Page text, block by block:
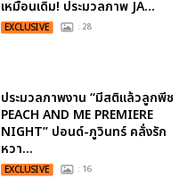
เหมือนเดิม! ประมวลภาพ JA...
EXCLUSIVE : 28
ประมวลภาพงาน “มีสติแล้วลูกพีช
PEACH AND ME PREMIERE
NIGHT” ปอนด์-ภูวินทร์ คลั่งรัก
หวา...
EXCLUSIVE : 16